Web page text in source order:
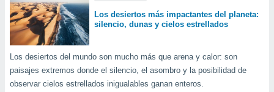
como
este sitio
IP
de
posible
traten tus
en
Los desiertos más impactantes del planeta:
silencio, dunas y cielos estrellados
Los desiertos del mundo son mucho más que arena y calor: son
paisajes extremos donde el silencio, el asombro y la posibilidad de
observar cielos estrellados inigualables ganan enteros.